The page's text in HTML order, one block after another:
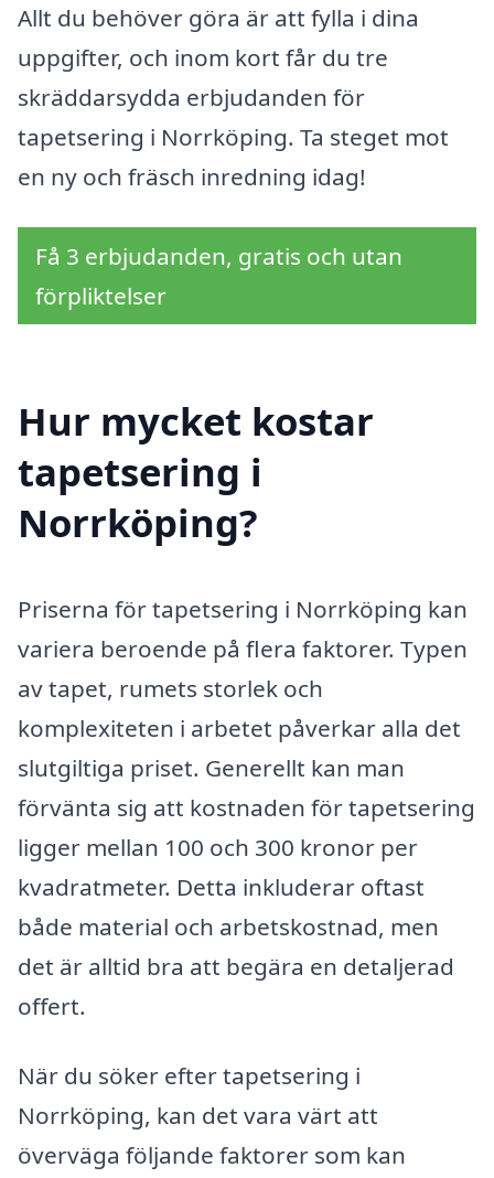
Allt du behöver göra är att fylla i dina
uppgifter, och inom kort får du tre
skräddarsydda erbjudanden för
tapetsering i Norrköping. Ta steget mot
en ny och fräsch inredning idag!
Få 3 erbjudanden, gratis och utan
förpliktelser
Hur mycket kostar
tapetsering i
Norrköping?
Priserna för tapetsering i Norrköping kan
variera beroende på flera faktorer. Typen
av tapet, rumets storlek och
komplexiteten i arbetet påverkar alla det
slutgiltiga priset. Generellt kan man
förvänta sig att kostnaden för tapetsering
ligger mellan 100 och 300 kronor per
kvadratmeter. Detta inkluderar oftast
både material och arbetskostnad, men
det är alltid bra att begära en detaljerad
offert.
När du söker efter tapetsering i
Norrköping, kan det vara värt att
överväga följande faktorer som kan